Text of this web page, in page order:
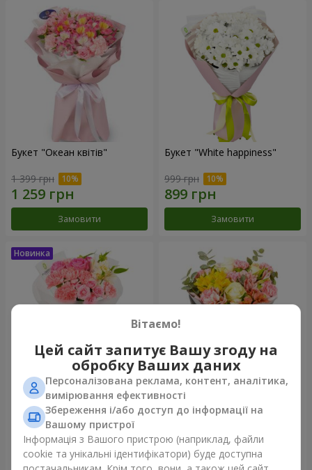
Букет "Океан квітів"
1 399 грн
Замовити
Букет "White happiness"
999 грн
Замовити
Букет "Рожевий зефір"
1 364 грн
Замовити
Букет "Дзінтарс"
Замовити
Вітаємо!
Цей сайт запитує Вашу згоду на
обробку Ваших даних
Персоналізована реклама, контент, аналітика,
вимірювання ефективності
Збереження і/або доступ до інформації на
Вашому пристрої
Інформація з Вашого пристрою (наприклад, файли
cookie та унікальні ідентифікатори) буде доступна